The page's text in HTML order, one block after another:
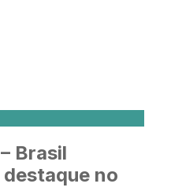
Brasil
no